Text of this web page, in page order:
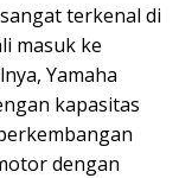
terkenal di
masuk ke
Yamaha
kapasitas
dengan